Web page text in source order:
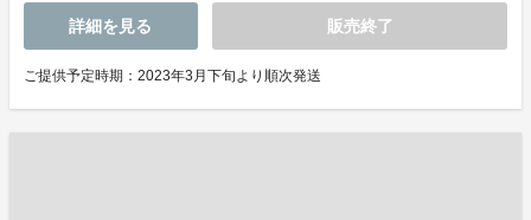
詳細を見る 販売終了
ご提供予定時期：2023年3月下旬より順次発送